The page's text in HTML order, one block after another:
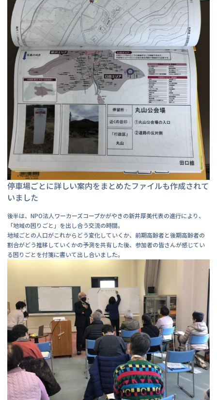
停車場ごとに詳しい案内をまとめたファイルも作成されて
いました
後半は、NPO法人ワーカーズコープかがやきの新井厚美代表の進行により、
「地域の困りごと」を出し合う交流の時間。
地域ごとの人口がこれからどう変化していくか、前期高齢者と後期高齢者の
割合がどう推移していくかの予測を共有した後、参加者の皆さんが感じてい
る困りごとを付箋に書いて出し合いました。